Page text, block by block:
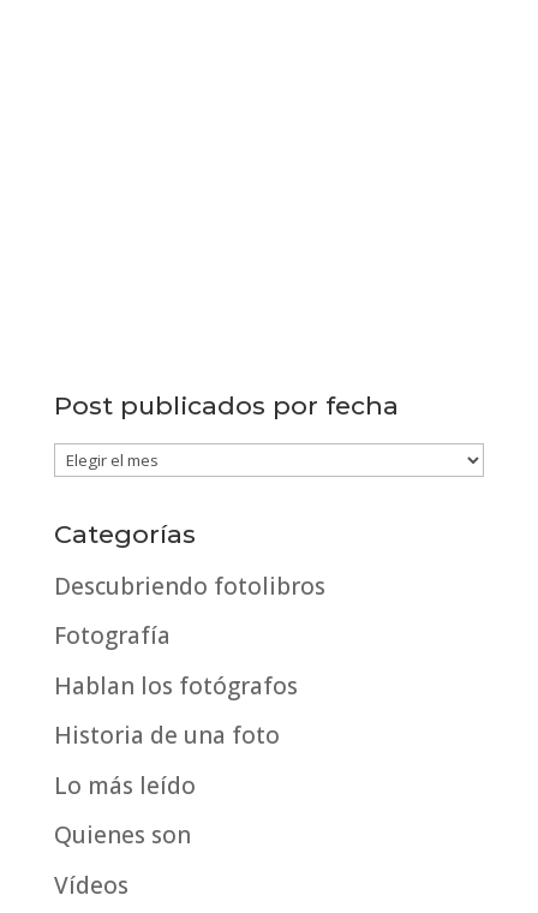
Post publicados por fecha
Post
por
fecha
Categorías
Descubriendo fotolibros
Fotografía
Hablan los fotógrafos
Historia de una foto
Lo más leído
Quienes son
Vídeos